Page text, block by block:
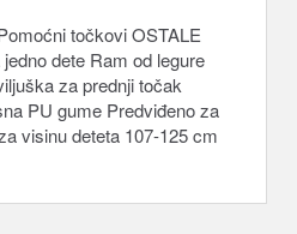
točkovi OSTALE
dete Ram od legure
za prednji točak
PU gume Predviđeno za
visinu deteta 107-125 cm